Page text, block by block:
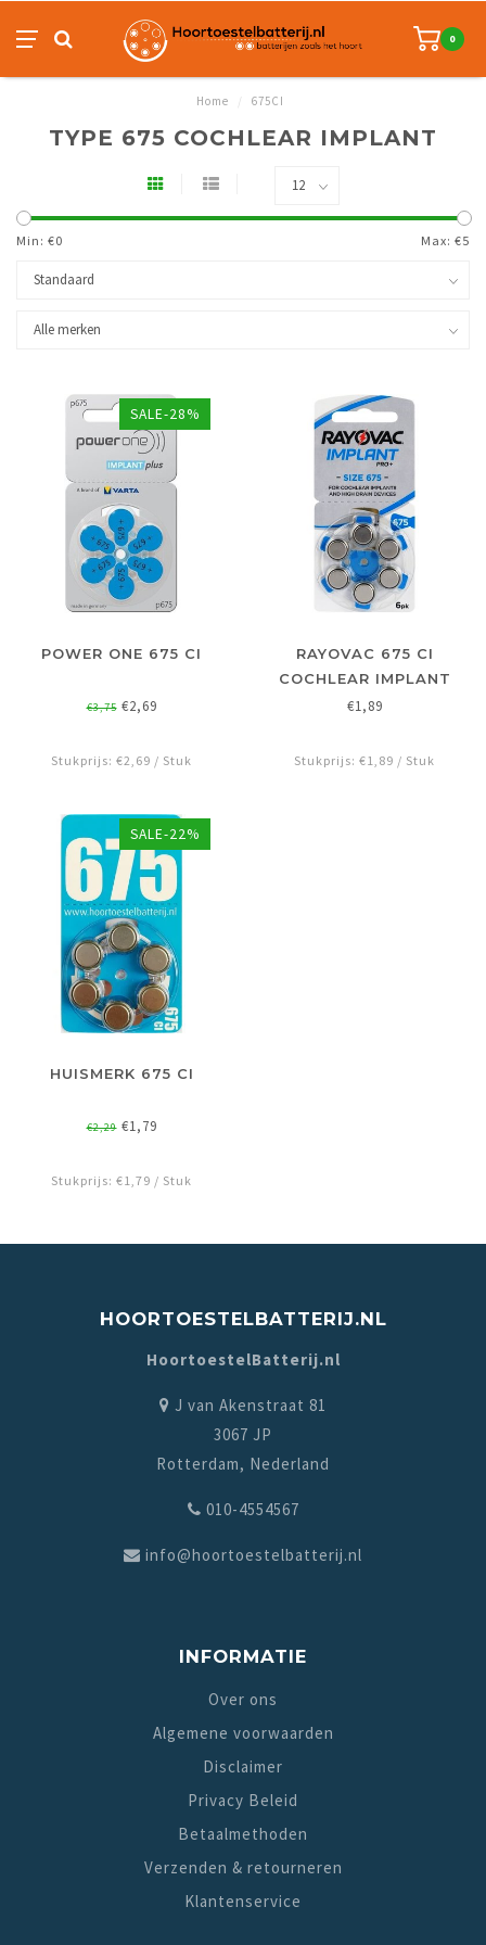
0
Home 675CI
TYPE 675 COCHLEAR IMPLANT
Min: €0 Max: €5
SALE-28%
POWER ONE 675 CI
€3,75€2,69
Stukprijs: €2,69 / Stuk
RAYOVAC 675 CI
COCHLEAR IMPLANT
€1,89
Stukprijs: €1,89 / Stuk
SALE-22%
HUISMERK 675 CI
€2,29€1,79
Stukprijs: €1,79 / Stuk
HOORTOESTELBATTERIJ.NL
HoortoestelBatterij.nl
J van Akenstraat 81
3067 JP
Rotterdam, Nederland
010-4554567
info@hoortoestelbatterij.nl
INFORMATIE
Over ons
Algemene voorwaarden
Disclaimer
Privacy Beleid
Betaalmethoden
Verzenden & retourneren
Klantenservice